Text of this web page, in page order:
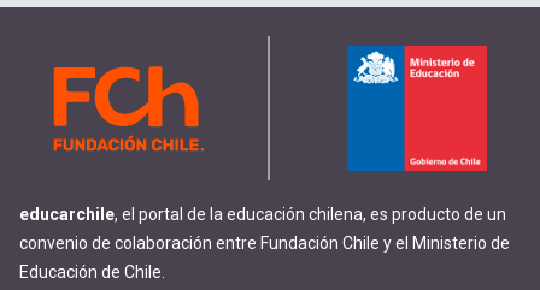
educarchile, el portal de la educación chilena, es producto de un
convenio de colaboración entre Fundación Chile y el Ministerio de
Educación de Chile.